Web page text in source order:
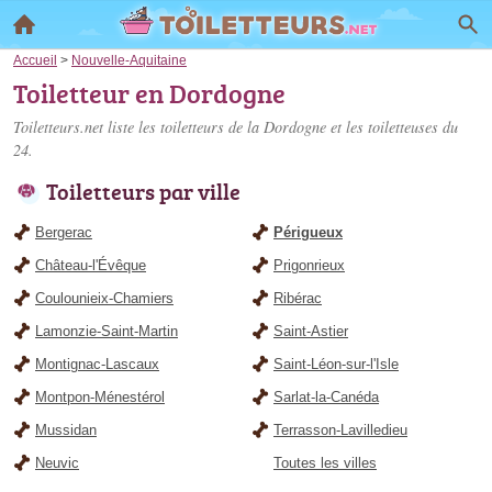
Accueil > Nouvelle-Aquitaine
Toiletteur en Dordogne
Toiletteurs.net liste les toiletteurs de la Dordogne et les toiletteuses du
24.
Toiletteurs par ville
Bergerac
Château-l'Évêque
Coulounieix-Chamiers
Lamonzie-Saint-Martin
Montignac-Lascaux
Montpon-Ménestérol
Mussidan
Neuvic
Périgueux
Prigonrieux
Ribérac
Saint-Astier
Saint-Léon-sur-l'Isle
Sarlat-la-Canéda
Terrasson-Lavilledieu
Toutes les villes